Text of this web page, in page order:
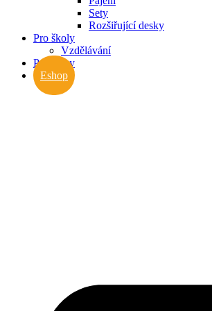
Sety
Rozšiřující desky
Pro školy
Vzdělávání
Pro firmy
Eshop